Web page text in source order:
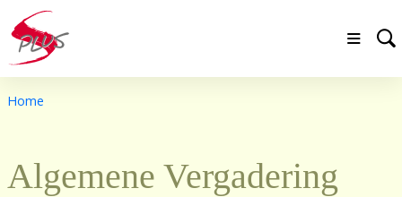
Home
Algemene Vergadering